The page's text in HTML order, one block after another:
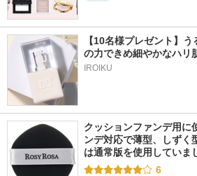
【10名様プレゼント】
の力できめ細やかなハリ
IROIKU
クッションファンデ用に
ンデ対応で薄型、しずく
は通常版を使用していま
6